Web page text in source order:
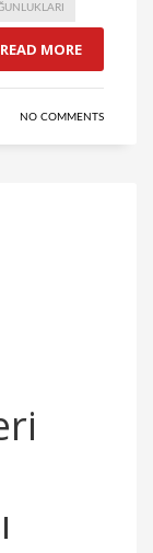
READ MORE
NO COMMENTS